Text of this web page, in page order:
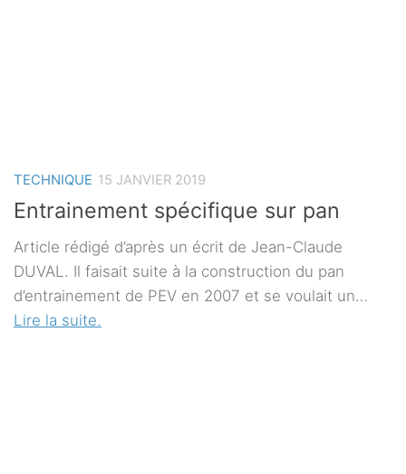
TECHNIQUE 15 JANVIER 2019
Entrainement spécifique sur pan
Article rédigé d’après un écrit de Jean-Claude
DUVAL. Il faisait suite à la construction du pan
d’entrainement de PEV en 2007 et se voulait un…
Lire la suite.